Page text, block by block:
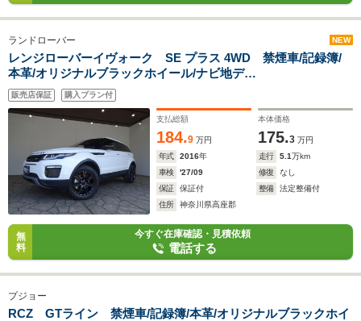
ランドローバー NEW
レンジローバーイヴォーク SE プラス 4WD 禁煙車/記録簿/
本革/オリジナルブラックホイール/ナビ地デ
ジ/Bluetooth/MERIDIAN/全周囲カメラ/前後ドラレコ/HID/ETC/
スマートキー/クルコン/シートヒーター/パドルシフト/パワーゲ
ート/パワーシート/オートライト/
販売店保証 購入プラン付
支払総額
184.9 万円
本体価格
175.3 万円
年式
2016年 走行 5.1万km
車検
'27/09 修復
なし
保証
保証付 整備
法定整備付
住所
神奈川県高座郡
無
料
今すぐ在庫確認・見積依頼
電話する
プジョー
RCZ GTライン 禁煙車/記録簿/本革/オリジナルブラックホイ